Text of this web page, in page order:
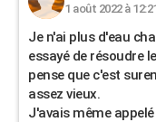
1 août 2022 à
Je n'ai plus d'eau
essayé de résoudre
pense que c'est
assez vieux.
J'avais même